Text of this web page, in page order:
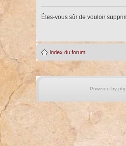
Êtes-vous sûr de vouloir
Index du forum
Powered by